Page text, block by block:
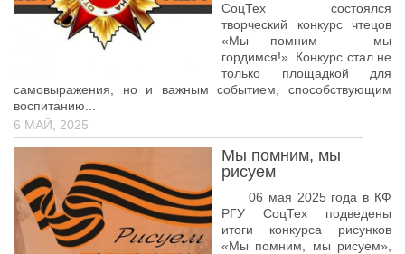
СоцТех состоялся
творческий конкурс чтецов
«Мы помним — мы
гордимся!». Конкурс стал не
только площадкой для
самовыражения, но и важным событием, способствующим
воспитанию...
6 МАЙ, 2025
Мы помним, мы
рисуем
06 мая 2025 года в КФ
РГУ СоцТех подведены
итоги конкурса рисунков
«Мы помним, мы рисуем»,